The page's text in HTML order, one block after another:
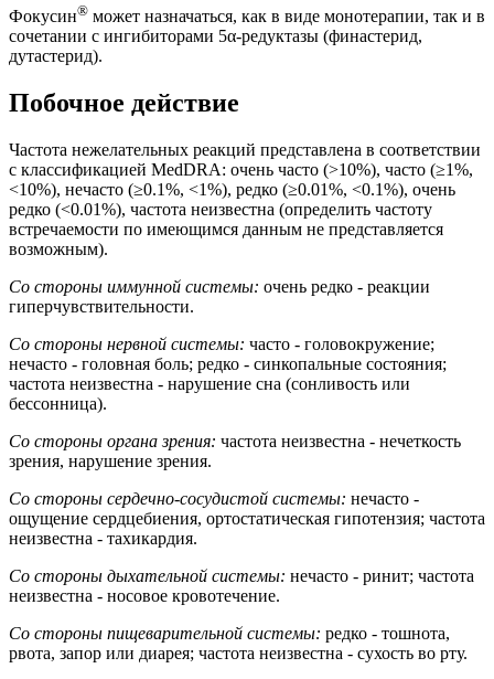
Фокусин® может назначаться, как в виде монотерапии, так и в
сочетании с ингибиторами 5α-редуктазы (финастерид,
дутастерид).
Побочное действие
Частота нежелательных реакций представлена в соответствии
с классификацией MedDRA: очень часто (>10%), часто (≥1%,
<10%), нечасто (≥0.1%, <1%), редко (≥0.01%, <0.1%), очень
редко (<0.01%), частота неизвестна (определить частоту
встречаемости по имеющимся данным не представляется
возможным).
Со стороны иммунной системы: очень редко - реакции
гиперчувствительности.
Со стороны нервной системы: часто - головокружение;
нечасто - головная боль; редко - синкопальные состояния;
частота неизвестна - нарушение сна (сонливость или
бессонница).
Со стороны органа зрения: частота неизвестна - нечеткость
зрения, нарушение зрения.
Со стороны сердечно-сосудистой системы: нечасто -
ощущение сердцебиения, ортостатическая гипотензия; частота
неизвестна - тахикардия.
Со стороны дыхательной системы: нечасто - ринит; частота
неизвестна - носовое кровотечение.
Со стороны пищеварительной системы: редко - тошнота,
рвота, запор или диарея; частота неизвестна - сухость во рту.